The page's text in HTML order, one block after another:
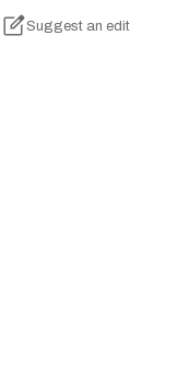
Suggest an edit